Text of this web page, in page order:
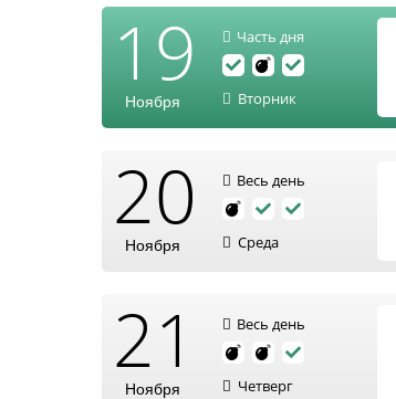
19
Ноября
Часть дня
Вторник
20
Ноября
Весь день
Среда
21
Ноября
Весь день
Четверг